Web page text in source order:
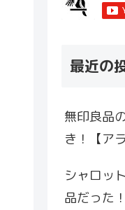
最近の
無印良品
き！【ア
シャロッ
品だった！